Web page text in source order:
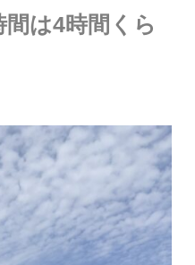
は4時間くら